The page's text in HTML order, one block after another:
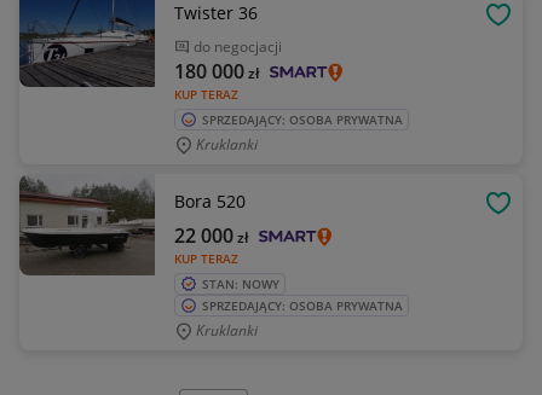
Twister 36
do negocjacji
KUP TERAZ
180 000zł
SPRZEDAJĄCY: OSOBA PRYWATNA
Kruklanki
Bora 520
KUP TERAZ
22 000zł
STAN: NOWY
SPRZEDAJĄCY: OSOBA PRYWATNA
Kruklanki